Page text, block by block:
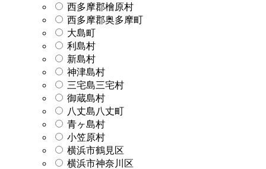
西多摩郡檜原村
西多摩郡奥多摩町
大島町
利島村
新島村
神津島村
三宅島三宅村
御蔵島村
八丈島八丈町
青ヶ島村
小笠原村
横浜市鶴見区
横浜市神奈川区